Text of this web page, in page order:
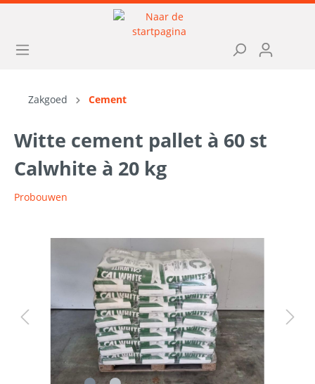
Zakgoed Cement
Witte cement pallet à 60 st
Calwhite à 20 kg
Probouwen